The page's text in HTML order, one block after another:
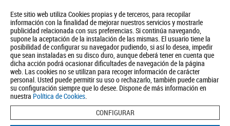
Este sitio web utiliza Cookies propias y de terceros, para recopilar
información con la finalidad de mejorar nuestros servicios y mostrarle
publicidad relacionada con sus preferencias. Si continúa navegando,
supone la aceptación de la instalación de las mismas. El usuario tiene la
posibilidad de configurar su navegador pudiendo, si así lo desea, impedir
que sean instaladas en su disco duro, aunque deberá tener en cuenta que
dicha acción podrá ocasionar dificultades de navegación de la página
web. Las cookies no se utilizan para recoger información de carácter
personal. Usted puede permitir su uso o rechazarlo, también puede cambiar
su configuración siempre que lo desee. Dispone de más información en
nuestra Política de Cookies.
CONFIGURAR
Quiénes somos Turismo Política de Privacidad Aviso Legal
Política de Cookies
BUSCAR